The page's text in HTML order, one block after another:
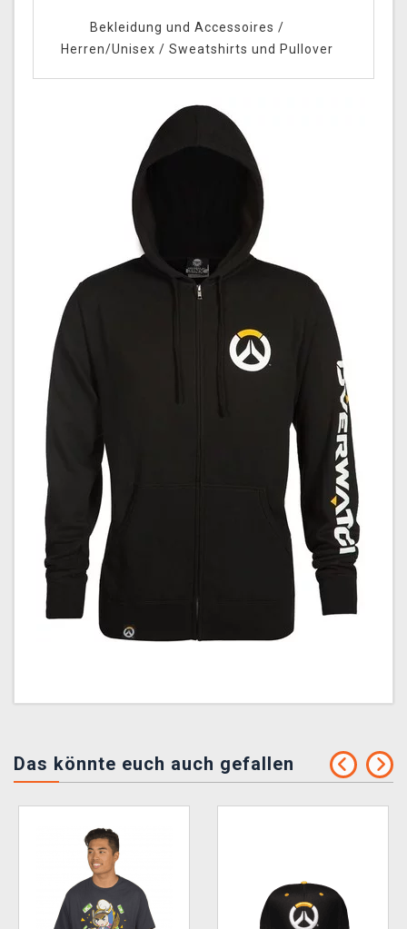
Bekleidung und Accessoires /
Herren/Unisex / Sweatshirts und Pullover
Das könnte euch auch gefallen